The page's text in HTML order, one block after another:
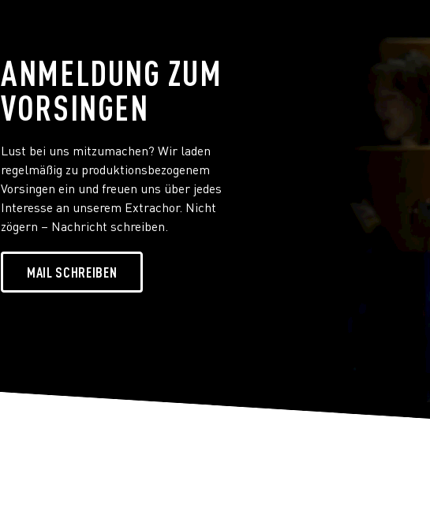
ANMELDUNG ZUM
VORSINGEN
Lust bei uns mitzumachen? Wir laden
regelmäßig zu produktionsbezogenem
Vorsingen ein und freuen uns über jedes
Interesse an unserem Extrachor. Nicht
zögern – Nachricht schreiben.
MAIL SCHREIBEN